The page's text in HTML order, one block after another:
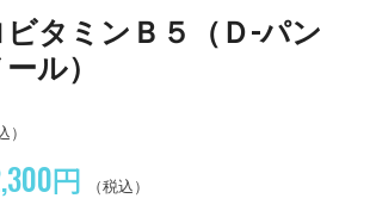
ビタミンＢ５（Ｄ-パン
ル）
）
円 （税込）